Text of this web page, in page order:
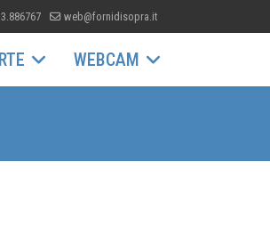
web@fornidisopra.it
WEBCAM